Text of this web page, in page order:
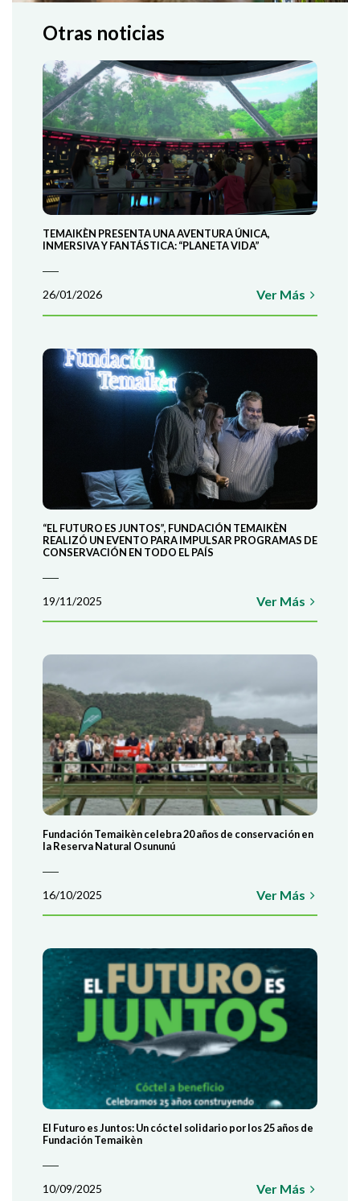
Otras noticias
TEMAIKÈN PRESENTA UNA AVENTURA ÚNICA,
INMERSIVA Y FANTÁSTICA: “PLANETA VIDA”
26/01/2026 Ver Más
“EL FUTURO ES JUNTOS”, FUNDACIÓN TEMAIKÈN
REALIZÓ UN EVENTO PARA IMPULSAR PROGRAMAS DE
CONSERVACIÓN EN TODO EL PAÍS
19/11/2025 Ver Más
Fundación Temaikèn celebra 20 años de conservación en
la Reserva Natural Osununú
16/10/2025 Ver Más
El Futuro es Juntos: Un cóctel solidario por los 25 años de
Fundación Temaikèn
10/09/2025 Ver Más